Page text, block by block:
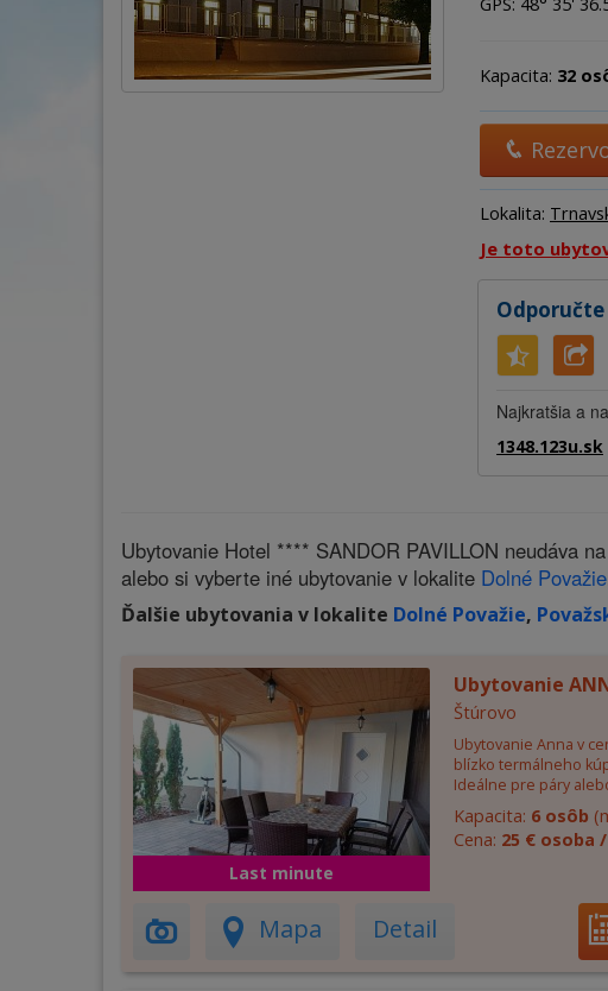
GPS: 48° 35'
Kapacita: 32
Lokalita:
Je toto
Najkratšia a
1348.123u.sk
Ubytovanie Hotel **** SANDOR PAVILLON neudáva
alebo si vyberte iné ubytovanie v lokalite Dolné Považie
Ďalšie ubytovania v lokalite Dolné Považie,
Last minute
Ubytovanie
Štúrovo
Ubytovanie Anna v
blízko termálneho
Ideálne pre páry
Kapacita: 6 osôb
Cena: 25 € osoba
Mapa Detail